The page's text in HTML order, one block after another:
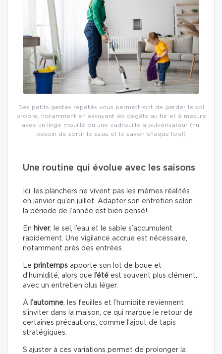
Des petits gestes répétés vous permettront de garder le sol
propre, notamment en essuyant les dégâts au fur et à mesure
avec un linge mouillé ou une vadrouille à pulvérisateur (nul
besoin de sortir le seau et le savon chaque fois!)
Une routine qui évolue avec les saisons
Ici, les planchers ne vivent pas les mêmes réalités
en janvier qu’en juillet. Adapter son entretien selon
la période de l’année est bien pensé!
En hiver, le sel, l’eau et le sable s’accumulent
rapidement. Une vigilance accrue est nécessaire,
notamment près des entrées.
Le printemps apporte son lot de boue et
d’humidité, alors que l’été est souvent plus clément,
avec un entretien plus léger.
À l’automne , les feuilles et l’humidité reviennent
s’inviter dans la maison, ce qui marque le retour de
certaines précautions, comme l’ajout de tapis
stratégiques.
S’ajuster à ces variations permet de prolonger la